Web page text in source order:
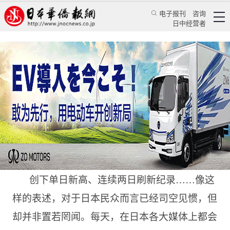
电子报刊
咨询
日中经营者
日本新冠感染的大数据，可能看不到了
颜丹丹 日本新闻 社会观察
日本华侨报 2022/8/23 13:10:04
创下单日新高、连续两日刷新纪录……像这
样的表述，对于日本民众而言已经司空见惯，但
却并非置若罔闻。每天，在日本各大媒体上都会